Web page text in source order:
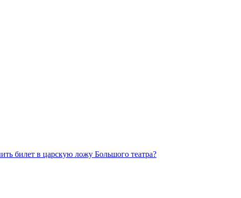
билет в царскую ложу Большого театра?